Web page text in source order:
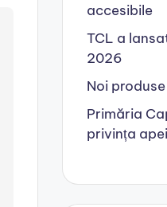
accesibile
TCL a
2026
Noi
Primăria
privința